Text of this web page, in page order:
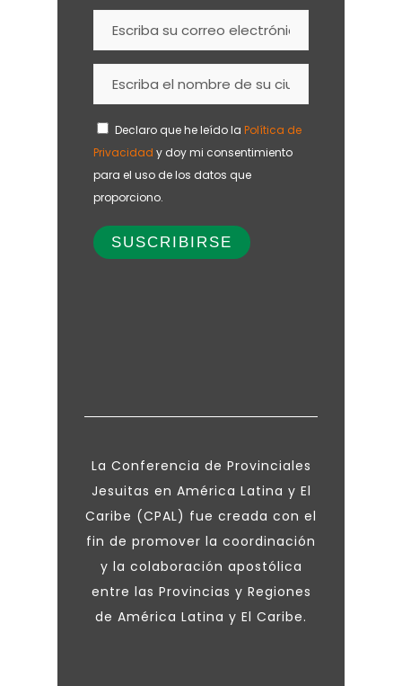
Declaro que he leído la Política de
Privacidad y doy mi consentimiento
para el uso de los datos que
proporciono.
La Conferencia de Provinciales
Jesuitas en América Latina y El
Caribe (CPAL) fue creada con el
fin de promover la coordinación
y la colaboración apostólica
entre las Provincias y Regiones
de América Latina y El Caribe.